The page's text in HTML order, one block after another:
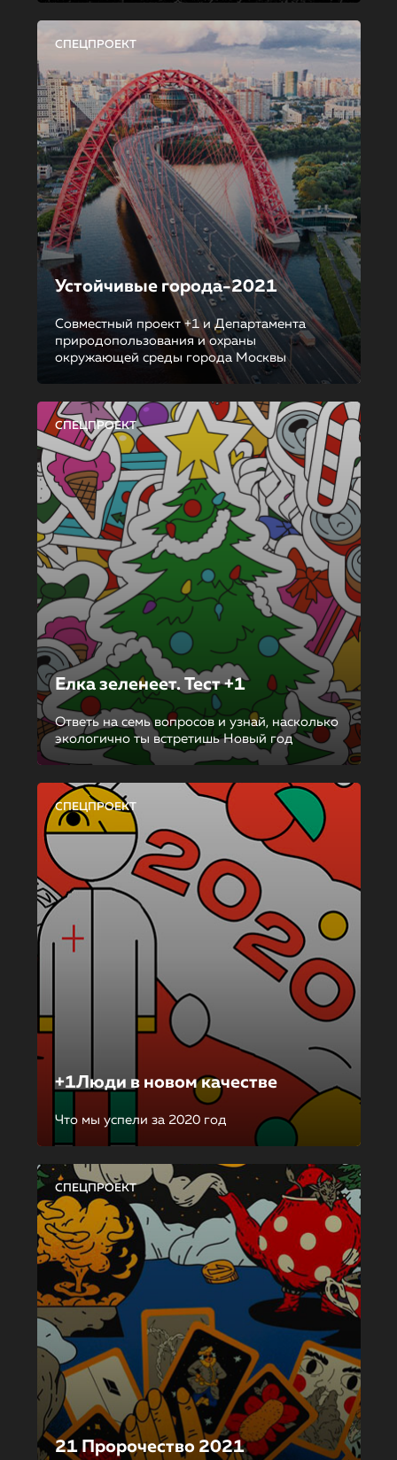
СПЕЦПРОЕКТ
Устойчивые города-2021
Совместный проект +1 и Департамента
природопользования и охраны
окружающей среды города Москвы
СПЕЦПРОЕКТ
Елка зеленеет. Тест +1
Ответь на семь вопросов и узнай, насколько
экологично ты встретишь Новый год
СПЕЦПРОЕКТ
+1Люди в новом качестве
Что мы успели за 2020 год
СПЕЦПРОЕКТ
21 Пророчество 2021